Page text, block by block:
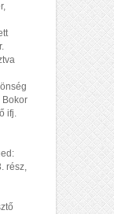
Bokor
ifj.
rész,